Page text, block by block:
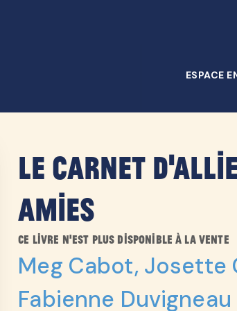
ESPACE
Le Carnet
amies
Ce livre n'est plus disponible à la vente
Meg Cabot, Josette
Fabienne Duvigneau